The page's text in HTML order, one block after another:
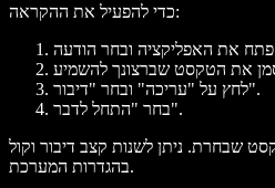
כדי להפעיל את ההקראה:
לחץ על "עריכה" ובחר "דיבור".
בחר "התחל לדבר".
שבחרת. ניתן לשנות קצב דיבור וקול
בהגדרות המערכת.